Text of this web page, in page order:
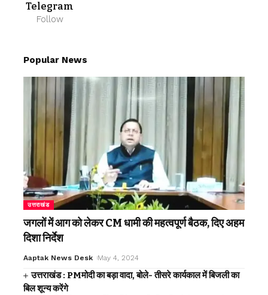
Telegram
Follow
Popular News
उत्तराखंड
जगलों में आग को लेकर CM धामी की महत्वपूर्ण बैठक, दिए अहम
दिशा निर्देश
Aaptak News Desk May 4, 2024
उत्तराखंड : PMमोदी का बड़ा वादा, बोले- तीसरे कार्यकाल में बिजली का
बिल शून्य करेंगे